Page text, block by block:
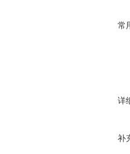
常
详
补